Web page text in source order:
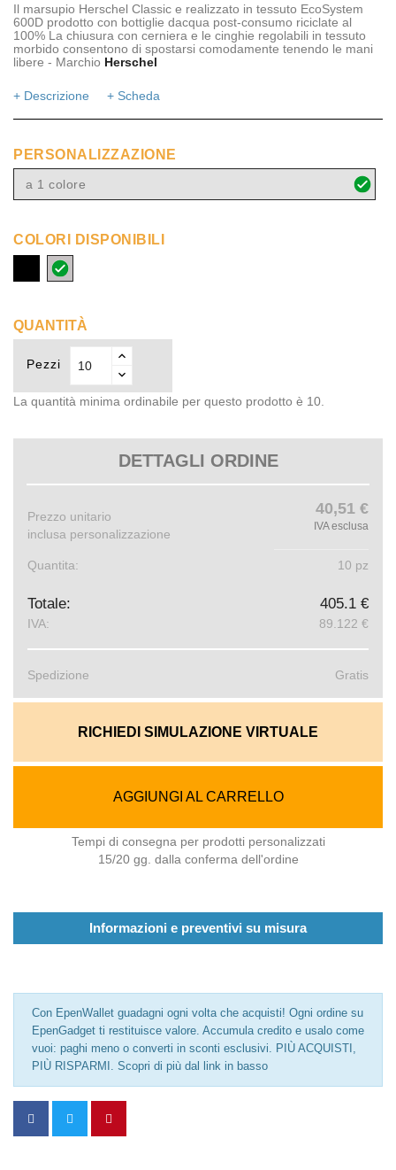
Il marsupio Herschel Classic e realizzato in tessuto EcoSystem
600D prodotto con bottiglie dacqua post-consumo riciclate al
100% La chiusura con cerniera e le cinghie regolabili in tessuto
morbido consentono di spostarsi comodamente tenendo le mani
libere - Marchio Herschel
+ Descrizione + Scheda
PERSONALIZZAZIONE
a 1 colore
COLORI DISPONIBILI
grigio
melange
QUANTITÀ
Pezzi
La quantità minima ordinabile per questo prodotto è 10.
DETTAGLI ORDINE
Prezzo unitario
inclusa personalizzazione
40,51 €
IVA esclusa
Quantita: 10 pz
Totale: 405.1 €
IVA: 89.122 €
Spedizione Gratis
RICHIEDI SIMULAZIONE VIRTUALE
AGGIUNGI AL CARRELLO
Tempi di consegna per prodotti personalizzati
15/20 gg. dalla conferma dell'ordine
Informazioni e preventivi su misura
Con EpenWallet guadagni ogni volta che acquisti! Ogni ordine su
EpenGadget ti restituisce valore. Accumula credito e usalo come
vuoi: paghi meno o converti in sconti esclusivi. PIÙ ACQUISTI,
PIÙ RISPARMI. Scopri di più dal link in basso